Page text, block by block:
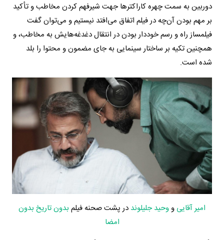
دوربین به سمت چهره کاراکترها جهت شیرفهم کردن مخاطب و تأکید
بر مهم بودن آن‌چه در فیلم اتفاق می‌افتد نیستیم و می‌توان گفت
فیلمساز راه و رسم خوددار بودن در انتقال دغدغه‌هایش به مخاطب، و
همچنین تکیه بر ساختار سینمایی به جای مضمون و محتوا را بلد
شده است.
امیر آقایی و وحید جلیلوند در پشت صحنه فیلم بدون تاریخ بدون
امضا